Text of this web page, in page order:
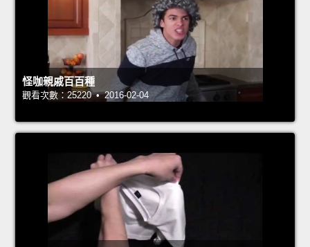
怪咖親戚百百種
觀看次數：25220 • 2016-02-04